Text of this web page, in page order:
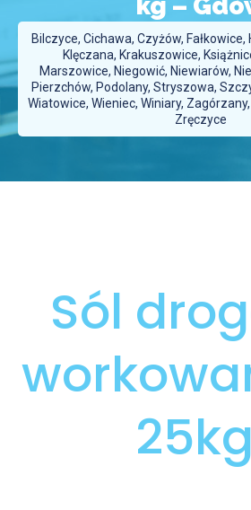
Bilczyce, Cichawa, Czyżów,
Klęczana, Krakuszowice,
Marszowice, Niegowić, Niewiarów,
Pierzchów, Podolany, Stryszowa,
Wiatowice, Wieniec, Winiary,
Zręczyce
Sól